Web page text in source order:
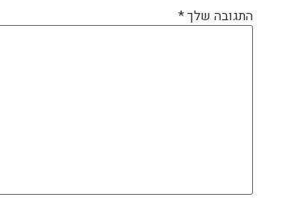
התגובה שלך*